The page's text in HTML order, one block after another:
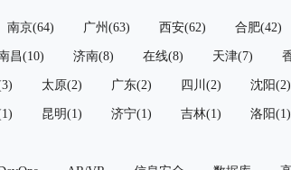
南京(64) 广州(63) 西安(62) 合肥(42)
昌(10) 济南(8) 在线(8) 天津(7)
太原(2) 广东(2) 四川(2) 沈阳(2)
昆明(1) 济宁(1) 吉林(1) 洛阳(1)